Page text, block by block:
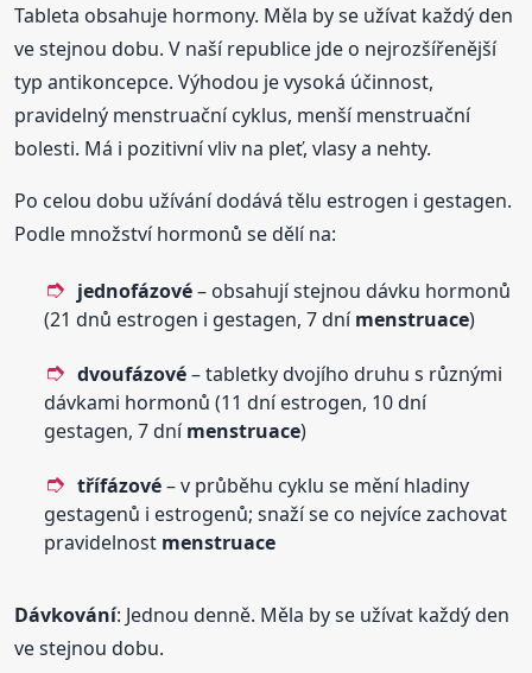
Tableta obsahuje hormony. Měla by se užívat každý den
ve stejnou dobu. V naší republice jde o nejrozšířenější
typ antikoncepce. Výhodou je vysoká účinnost,
pravidelný menstruační cyklus, menší menstruační
bolesti. Má i pozitivní vliv na pleť, vlasy a nehty.
Po celou dobu užívání dodává tělu estrogen i gestagen.
Podle množství hormonů se dělí na:
jednofázové– obsahují stejnou dávku hormonů
(21 dnů estrogen i gestagen, 7 dnímenstruace)
dvoufázové– tabletky dvojího druhu s různými
dávkami hormonů (11 dní estrogen, 10 dní
gestagen, 7 dnímenstruace)
třífázové– v průběhu cyklu se mění hladiny
gestagenů i estrogenů; snaží se co nejvíce zachovat
pravidelnost menstruace
Dávkování: Jednou denně. Měla by se užívat každý den
ve stejnou dobu.